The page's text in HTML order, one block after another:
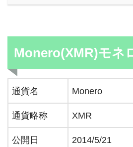
Monero(XMR)モネ
通貨名 Monero
通貨略称 XMR
公開日 2014/5/21